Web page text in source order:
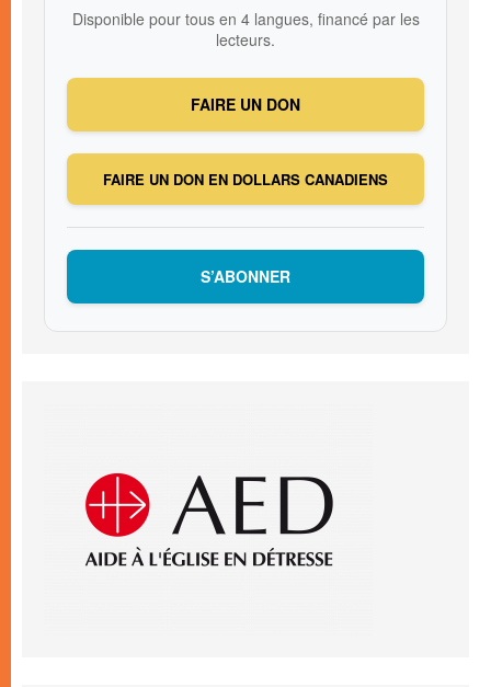
Disponible pour tous en 4 langues, financé par les
lecteurs.
FAIRE UN DON
FAIRE UN DON EN DOLLARS CANADIENS
S’ABONNER